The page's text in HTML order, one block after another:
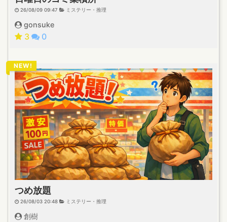
26/08/09 09:47 ミステリー・推理
gonsuke
3 0
NEW!
つめ放題
26/08/03 20:48 ミステリー・推理
創樹